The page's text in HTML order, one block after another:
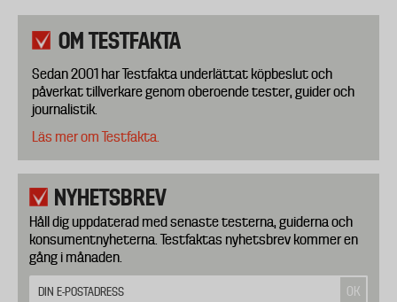
OM TESTFAKTA
Sedan 2001 har Testfakta underlättat köpbeslut och
påverkat tillverkare genom oberoende tester, guider och
journalistik.
Läs mer om Testfakta.
NYHETSBREV
Håll dig uppdaterad med senaste testerna, guiderna och
konsumentnyheterna. Testfaktas nyhetsbrev kommer en
gång i månaden.